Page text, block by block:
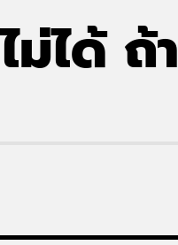
ได้ ถ้า